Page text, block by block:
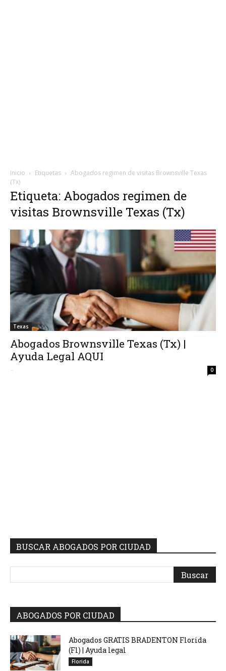
Inicio Etiquetas
Abogados regimen de visitas Brownsville Texas
(Tx)
Etiqueta: Abogados regimen de
visitas Brownsville Texas (Tx)
Texas
Abogados Brownsville Texas (Tx) |
Ayuda Legal AQUI
- 0
BUSCAR ABOGADOS POR CIUDAD
ABOGADOS POR CIUDAD
Abogados GRATIS BRADENTON Florida
(Fl) | Ayuda legal
Florida